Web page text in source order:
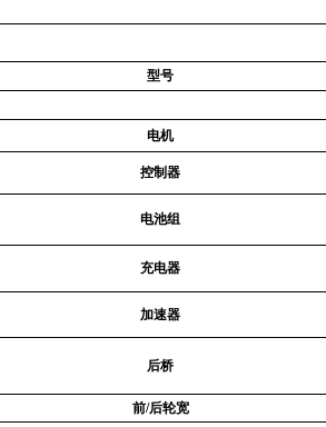
型号
电机
控制器
电池组
充电器
加速器
后桥
前/后轮宽